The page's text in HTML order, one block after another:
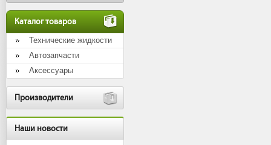
Каталог товаров
Технические жидкости
Автозапчасти
Аксессуары
Производители
Наши новости